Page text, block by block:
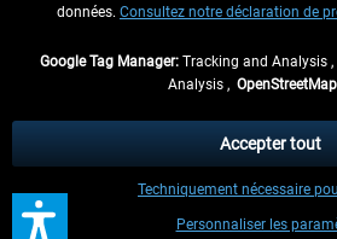
NE MANQUEZ PAS LES
échéant, frais de remboursement, si
** S'applique aux envois vers l'Allemagne.
consulter lesinformations
données. Consultez notre déclaration de
Google Tag Manager: Tracking and Analysis ,
Analysis ,
Personnaliser les
Techniquement nécessaire
Accepter tout